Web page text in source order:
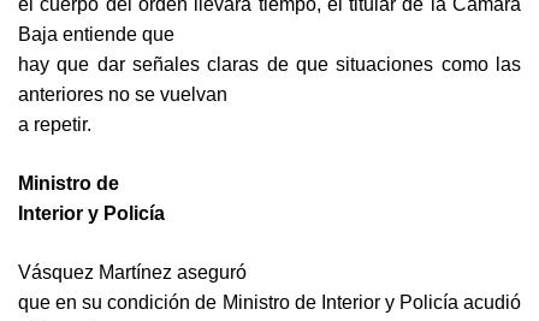
el cuerpo del orden llevará tiempo, el titular de la Cámara
Baja entiende que
hay que dar señales claras de que situaciones como las
anteriores no se vuelvan
a repetir.
Ministro de
Interior y Policía
Vásquez Martínez aseguró
que en su condición de Ministro de Interior y Policía acudió